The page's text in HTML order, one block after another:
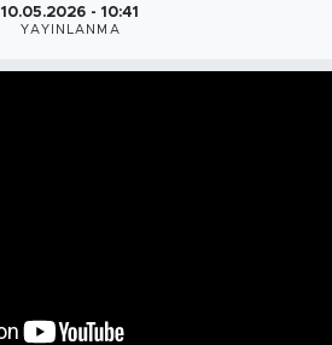
10.05.2026 - 10:41
YAYINLANMA